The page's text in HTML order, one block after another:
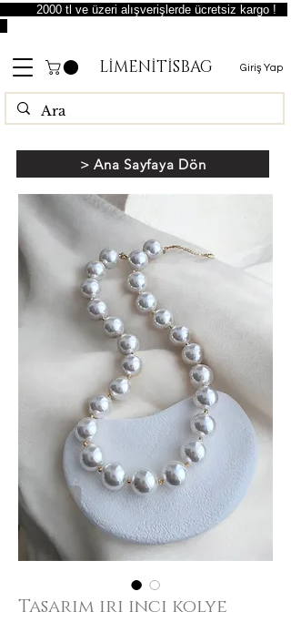
LİMENİTİSBAG Giriş Yap
2000 tl ve üzeri alışverişlerde ücretsiz kargo !
Tasarım iri inci kolye
> Ana Sayfaya Dön